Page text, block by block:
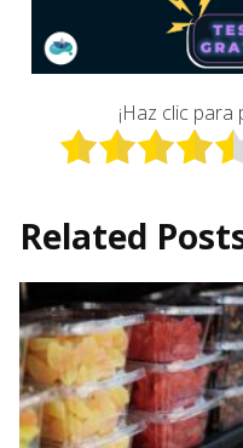
¡Haz clic
Related